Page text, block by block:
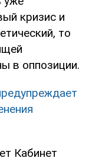
кризис и
то
в оппозиции.
Кабинет